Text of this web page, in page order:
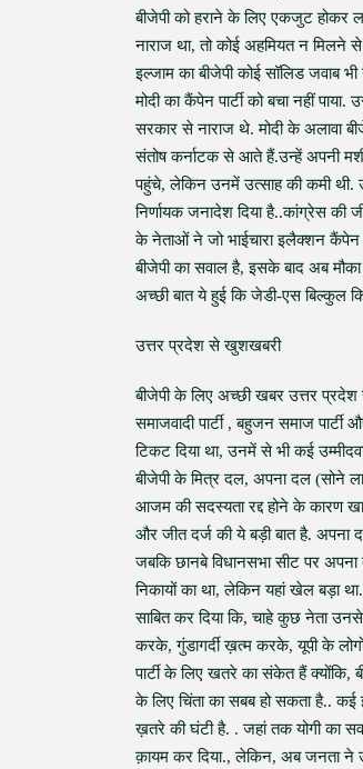
बीजेपी को हराने के लिए एकजुट
नाराज था, तो कोई अहमियत न मिलने
इल्जाम का बीजेपी कोई सॉलिड जवाब
मोदी का कैंपेन पार्टी को बचा नहीं
सरकार से नाराज थे. मोदी के अलावा
संतोष कर्नाटक से आते हैं.उन्हें अपनी
पहुंचे, लेकिन उनमें उत्साह की कमी थी.
निर्णायक जनादेश दिया है..कांग्रेस की
के नेताओं ने जो भाईचारा इलैक्शन कैंपेन
बीजेपी का सवाल है, इसके बाद अब
अच्छी बात ये हुई कि जेडी-एस बिल्कुल
उत्तर प्रदेश से खुशखबरी
बीजेपी के लिए अच्छी खबर उत्तर प्रदेश
समाजवादी पार्टी , बहुजन समाज
टिकट दिया था, उनमें से भी कई
बीजेपी के मित्र दल, अपना दल (सोने
आजम की सदस्यता रद्द होने के कारण
और जीत दर्ज की ये बड़ी बात है. अपना
जबकि छानबे विधानसभा सीट पर अपना
निकायों का था, लेकिन यहां खेल बड़ा
साबित कर दिया कि, चाहे कुछ नेता
करके, गुंडागर्दी ख़त्म करके, यूपी के लोगों
पार्टी के लिए खतरे का संकेत हैं क्योंकि,
के लिए चिंता का सबब हो सकता है.. कई
ख़तरे की घंटी है. . जहां तक योगी का
क़ायम कर दिया., लेकिन, अब जनता ने